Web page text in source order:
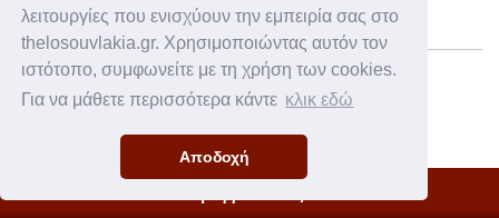
λειτουργίες που ενισχύουν την εμπειρία σας στο
thelosouvlakia.gr. Χρησιμοποιώντας αυτόν τον
ιστότοπο, συμφωνείτε με τη χρήση των cookies.
Για να μάθετε περισσότερα κάντε κλικ εδώ
Αποδοχή
7,10
ΣΑΝΤΟΥΙΤΣ ΜΠΙΦΤΕΚΙ ΜΟΣΧΑΡΙΣΙΟ 100% (ΧΕΙΡ.)
2 τμχ., ντομάτα, κρεμμύδι και σως γιαουρτιού
ΣΑΝΤΟΥΙΤΣ ΜΠΙΦΤΕΚΙ ΚΟΤΟΠΟΥΛΟ 100% (ΧΕΙΡ.)